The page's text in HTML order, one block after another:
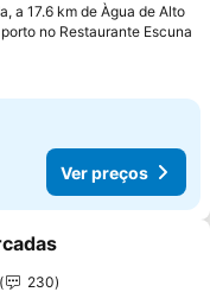
a 17.6 km de Àgua de Alto
no Restaurante Escuna
Ver preços
aos favoritos
230